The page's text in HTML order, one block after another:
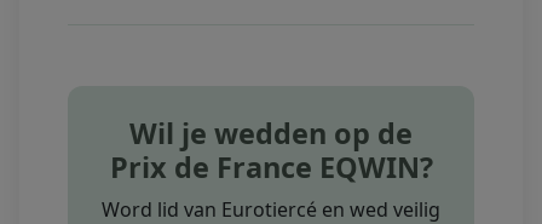
eerste lijn kunnen sneller een goede positie
innemen, wat essentieel is in een race met
hoge snelheid.
Wil je wedden op de
Prix de France EQWIN?
Word lid van Eurotiercé en wed veilig